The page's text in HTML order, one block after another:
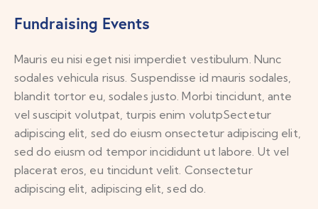
Fundraising Events
Mauris eu nisi eget nisi imperdiet vestibulum. Nunc
sodales vehicula risus. Suspendisse id mauris sodales,
blandit tortor eu, sodales justo. Morbi tincidunt, ante
vel suscipit volutpat, turpis enim volutpSectetur
adipiscing elit, sed do eiusm onsectetur adipiscing elit,
sed do eiusm od tempor incididunt ut labore. Ut vel
placerat eros, eu tincidunt velit. Consectetur
adipiscing elit, adipiscing elit, sed do.